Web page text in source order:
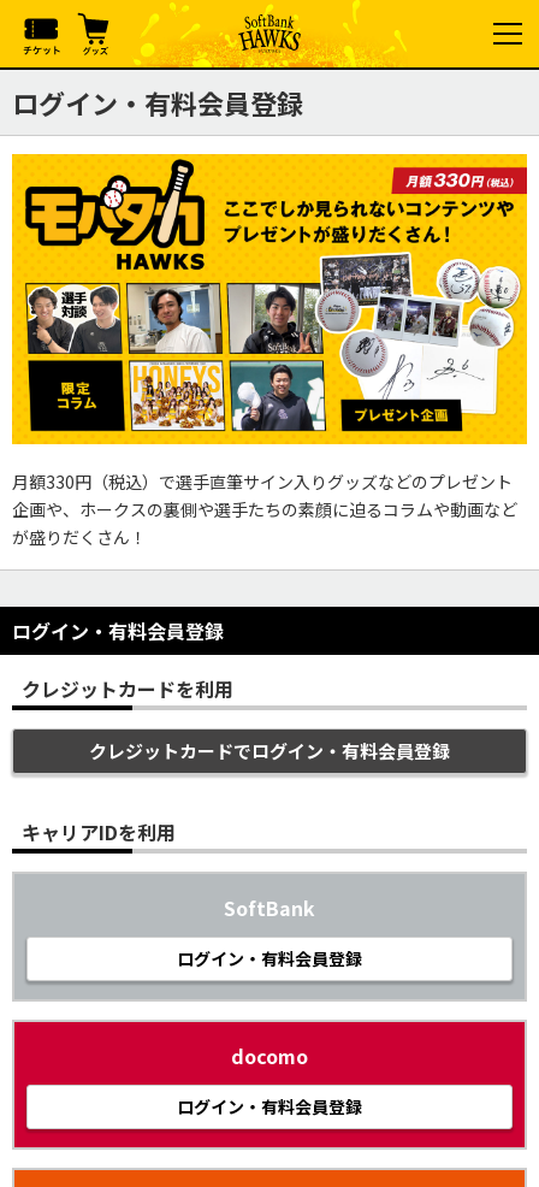
ログイン・有料会員登録
月額330円（税込）で選手直筆サイン入りグッズなどのプレゼント
企画や、ホークスの裏側や選手たちの素顔に迫るコラムや動画など
が盛りだくさん！
ログイン・有料会員登録
クレジットカードを利用
クレジットカードでログイン・有料会員登録
キャリアIDを利用
SoftBank
ログイン・有料会員登録
docomo
ログイン・有料会員登録